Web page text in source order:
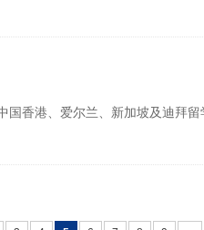
香港、爱尔兰、新加坡及迪拜